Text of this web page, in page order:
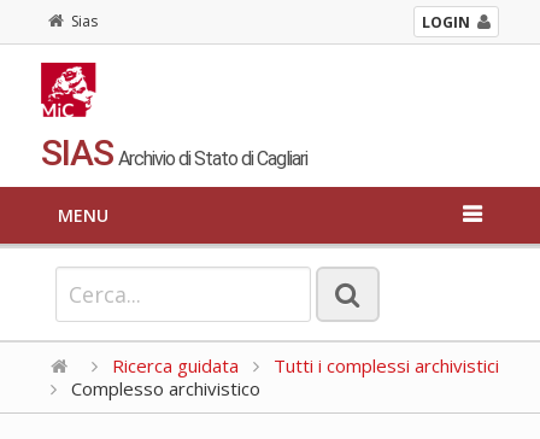
Sias LOGIN
SIAS Archivio di Stato di Cagliari
MENU
Ricerca guidata
Tutti i complessi archivistici
Complesso archivistico